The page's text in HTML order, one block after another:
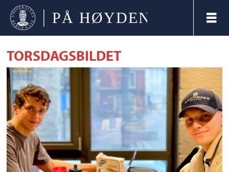
TORSDAGSBILDET